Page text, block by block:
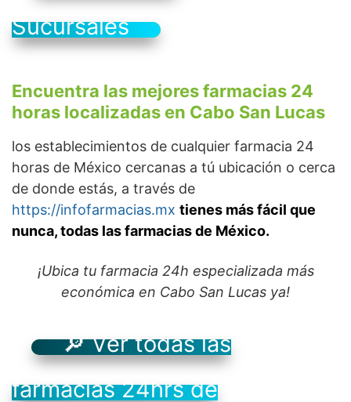
Sucursales
Encuentra las mejores farmacias 24
horas localizadas en Cabo San Lucas
los establecimientos de cualquier farmacia 24
horas de México cercanas a tú ubicación o cerca
de donde estás, a través de
https://infofarmacias.mx tienes más fácil que
nunca, todas las farmacias de México.
¡Ubica tu farmacia 24h especializada más
económica en Cabo San Lucas ya!
🔎 Ver todas las
farmacias 24hrs de